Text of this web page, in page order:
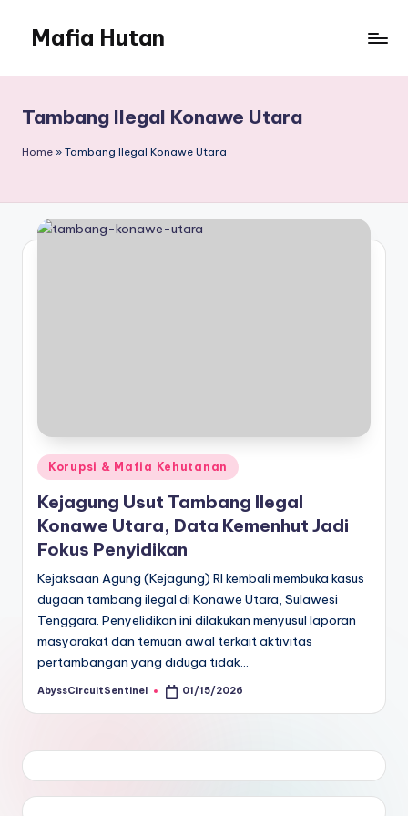
content
Mafia Hutan
dan
Perusakan
Hutan
Tambang Ilegal Konawe Utara
Home » Tambang Ilegal Konawe Utara
Posted
in
Korupsi & Mafia Kehutanan
Kejagung Usut Tambang Ilegal
Konawe Utara, Data Kemenhut Jadi
Fokus Penyidikan
Kejaksaan Agung (Kejagung) RI kembali membuka kasus
dugaan tambang ilegal di Konawe Utara, Sulawesi
Tenggara. Penyelidikan ini dilakukan menyusul laporan
masyarakat dan temuan awal terkait aktivitas
pertambangan yang diduga tidak…
Posted
AbyssCircuitSentinel 01/15/2026